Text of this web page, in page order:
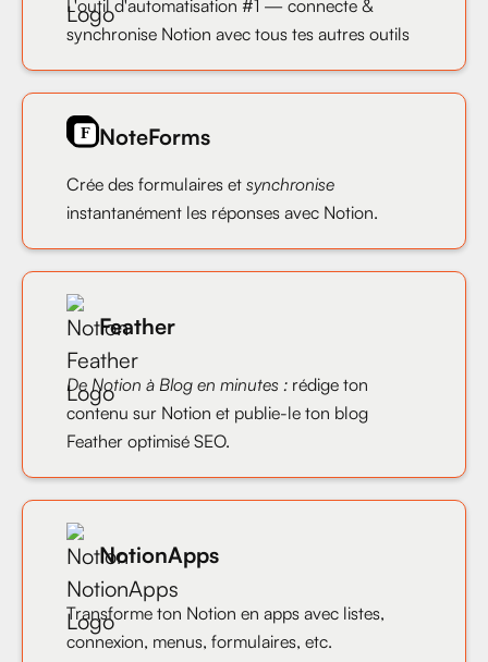
L'outil d'automatisation #1 — connecte &
synchronise Notion avec tous tes autres outils
NoteForms
Crée des formulaires et synchronise
instantanément les réponses avec Notion.
Feather
De Notion à Blog en minutes : rédige ton
contenu sur Notion et publie-le ton blog
Feather optimisé SEO.
NotionApps
Transforme ton Notion en apps avec listes,
connexion, menus, formulaires, etc.